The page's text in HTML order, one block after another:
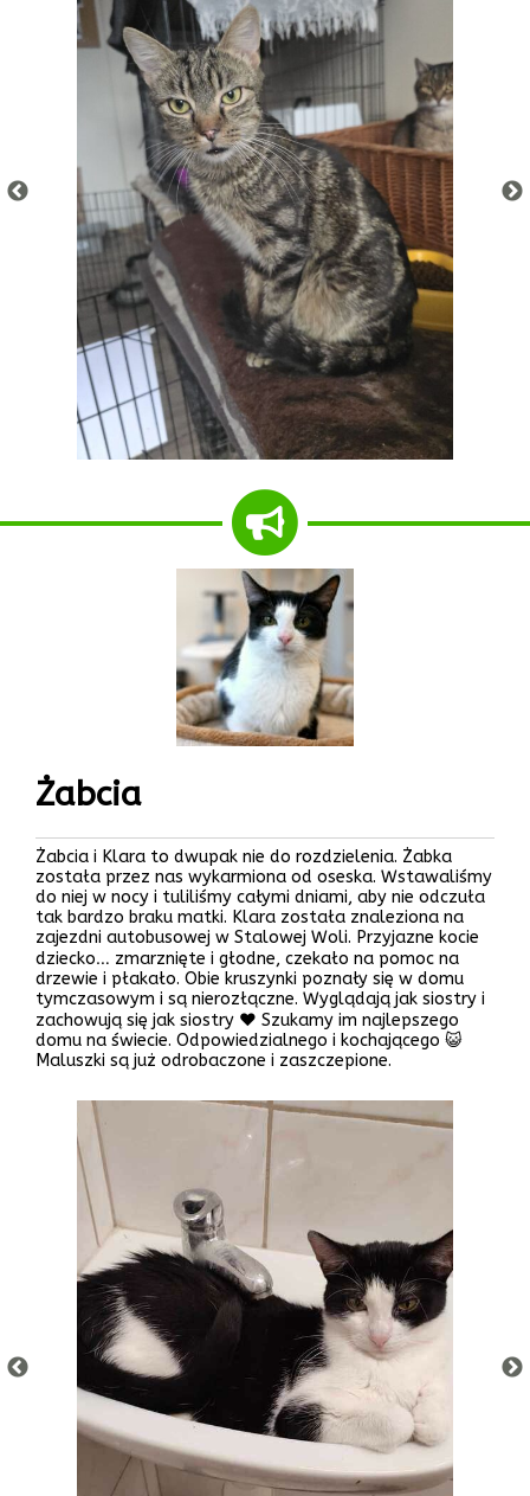
Żabcia
Żabcia i Klara to dwupak nie do rozdzielenia. Żabka
została przez nas wykarmiona od oseska. Wstawaliśmy
do niej w nocy i tuliliśmy całymi dniami, aby nie odczuła
tak bardzo braku matki. Klara została znaleziona na
zajezdni autobusowej w Stalowej Woli. Przyjazne kocie
dziecko… zmarznięte i głodne, czekało na pomoc na
drzewie i płakało. Obie kruszynki poznały się w domu
tymczasowym i są nierozłączne. Wyglądają jak siostry i
zachowują się jak siostry ❤️ Szukamy im najlepszego
domu na świecie. Odpowiedzialnego i kochającego 😺
Maluszki są już odrobaczone i zaszczepione.